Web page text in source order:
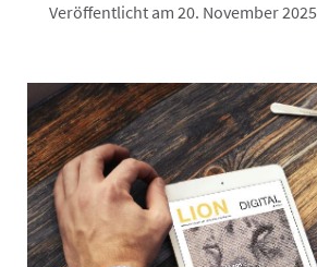
Veröffentlicht am 20. November 2025